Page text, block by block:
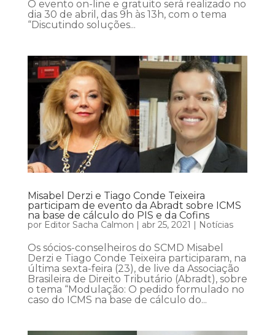
O evento on-line e gratuito será realizado no
dia 30 de abril, das 9h às 13h, com o tema
“Discutindo soluções...
Misabel Derzi e Tiago Conde Teixeira
participam de evento da Abradt sobre ICMS
na base de cálculo do PIS e da Cofins
por Editor Sacha Calmon | abr 25, 2021 | Notícias
Os sócios-conselheiros do SCMD Misabel
Derzi e Tiago Conde Teixeira participaram, na
última sexta-feira (23), de live da Associação
Brasileira de Direito Tributário (Abradt), sobre
o tema “Modulação: O pedido formulado no
caso do ICMS na base de cálculo do...